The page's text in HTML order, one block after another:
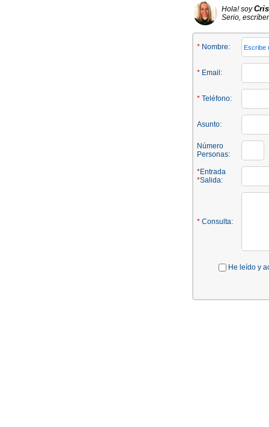
Hola! soy
Serio,
* Nombre:
* Email:
* Teléfono:
Asunto:
Número
Personas:
*Entrada
*Salida:
* Consulta:
He leído y